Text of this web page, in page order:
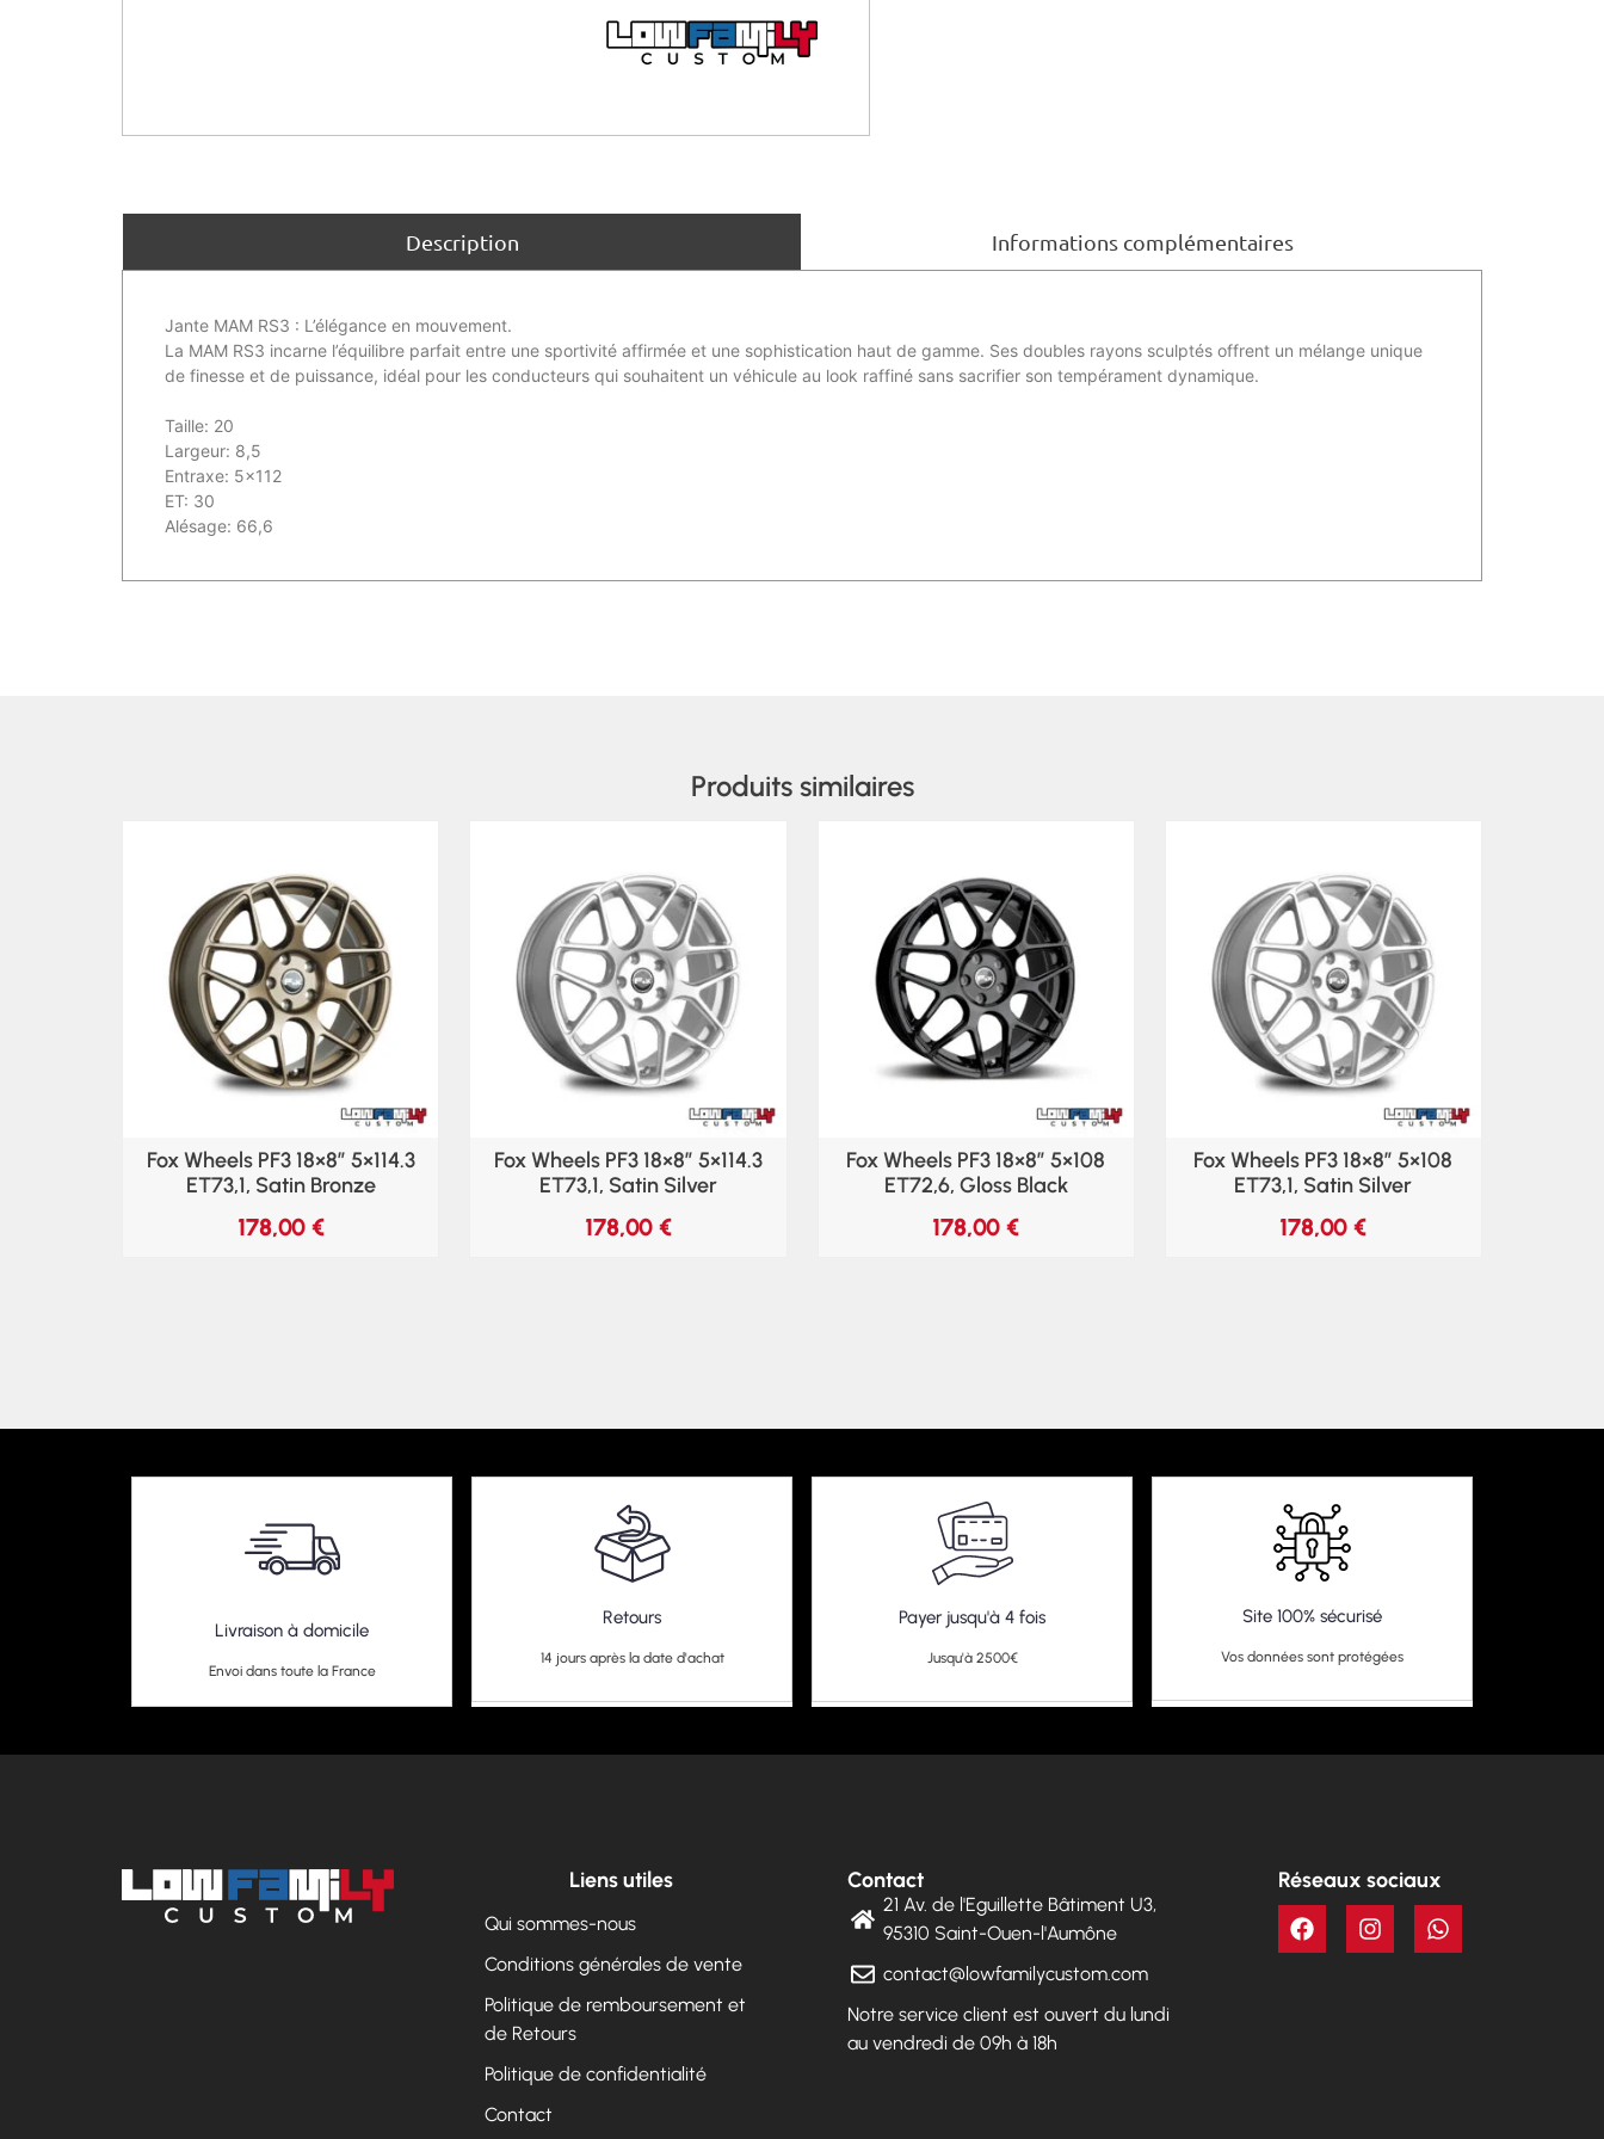
Description Informations complémentaires
Jante MAM RS3 : L’élégance en mouvement.
La MAM RS3 incarne l’équilibre parfait entre une sportivité affirmée et une sophistication haut de gamme. Ses doubles rayons sculptés offrent un mélange unique
de finesse et de puissance, idéal pour les conducteurs qui souhaitent un véhicule au look raffiné sans sacrifier son tempérament dynamique.
Taille: 20
Largeur: 8,5
Entraxe: 5×112
ET: 30
Alésage: 66,6
Produits similaires
Fox Wheels PF3 18×8″ 5×114.3
ET73,1, Satin Bronze
178,00 €
Fox Wheels PF3 18×8″ 5×114.3
ET73,1, Satin Silver
178,00 €
Fox Wheels PF3 18×8″ 5×108
ET72,6, Gloss Black
178,00€
Fox Wheels PF3 18×8″ 5×108
ET73,1, Satin Silver
178,00€
Livraison à domicile
Envoi dans toute la France
Retours
14 jours après la date d'achat
Payer jusqu'à 4 fois
Jusqu'à 2500€
Site 100% sécurisé
Vos données sont protégées
Liens utiles
Qui sommes-nous
Conditions générales de vente
Politique de remboursement et
de Retours
Politique de confidentialité
Contact
Contact
21 Av. de l'Eguillette Bâtiment U3,
95310 Saint-Ouen-l'Aumône
contact@lowfamilycustom.com
Notre service client est ouvert du lundi
au vendredi de 09h à 18h
Réseaux sociaux